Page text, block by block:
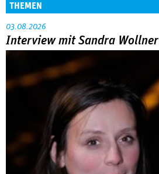
THEMEN
03.08.2026
Interview mit Sandra Wollner